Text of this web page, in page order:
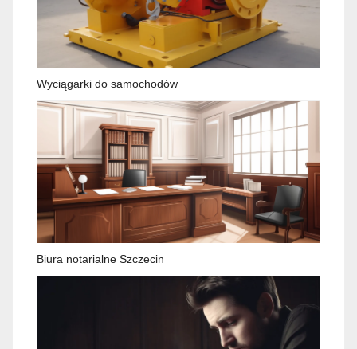
Wyciągarki do samochodów
Biura notarialne Szczecin